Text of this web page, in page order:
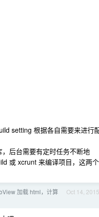
setting 根据各自需要来进行
后台需要有定时任务不断地
或 xcrunt 来编译项目，这两个
Oct 14, 2015
加载 html，计算